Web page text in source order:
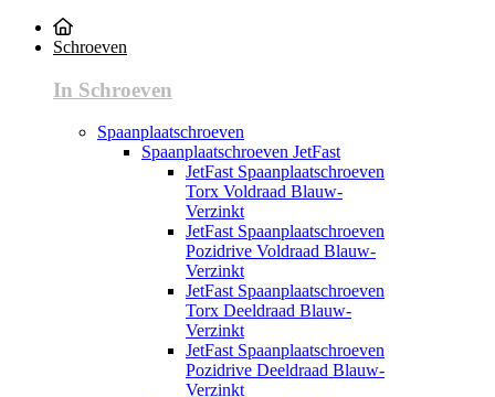
Schroeven
In Schroeven
Spaanplaatschroeven
Spaanplaatschroeven JetFast
JetFast Spaanplaatschroeven
Torx Voldraad Blauw-
Verzinkt
JetFast Spaanplaatschroeven
Pozidrive Voldraad Blauw-
Verzinkt
JetFast Spaanplaatschroeven
Torx Deeldraad Blauw-
Verzinkt
JetFast Spaanplaatschroeven
Pozidrive Deeldraad Blauw-
Verzinkt